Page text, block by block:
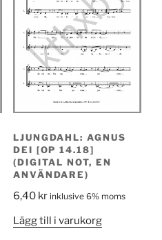
LJUNGDAHL: AGNUS
DEI [OP 14.18]
(DIGITAL NOT, EN
ANVÄNDARE)
6,40 kr inklusive 6% moms
Lägg till i varukorg